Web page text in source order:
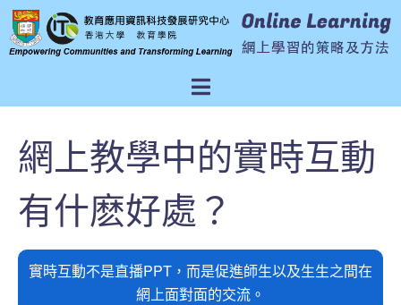
網上教學中的實時互動
有什麽好處？
實時互動不是直播PPT，而是促進師生以及生生之間在
網上面對面的交流。